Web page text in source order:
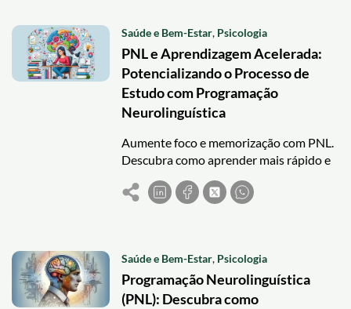
Saúde e Bem-Estar, Psicologia
PNL e Aprendizagem Acelerada:
Potencializando o Processo de
Estudo com Programação
Neurolinguística
Aumente foco e memorização com PNL.
Descubra como aprender mais rápido e
eliminar bloqueios emocionais nos
estudos com técnicas práticas.
Saúde e Bem-Estar, Psicologia
Programação Neurolinguística
(PNL): Descubra como